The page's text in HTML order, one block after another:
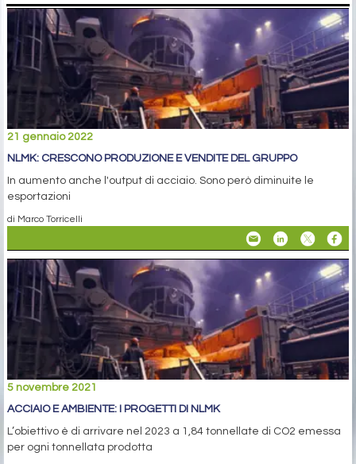
21 gennaio 2022
NLMK: CRESCONO PRODUZIONE E VENDITE DEL GRUPPO
In aumento anche l'output di acciaio. Sono però diminuite le
esportazioni
di Marco Torricelli
5 novembre 2021
ACCIAIO E AMBIENTE: I PROGETTI DI NLMK
L’obiettivo è di arrivare nel 2023 a 1,84 tonnellate di CO2 emessa
per ogni tonnellata prodotta